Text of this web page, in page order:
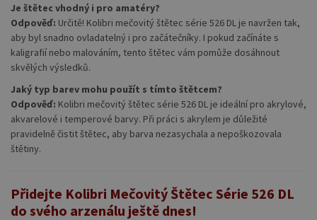
Je štětec vhodný i pro amatéry?
Odpověď: Určitě! Kolibri mečovitý štětec série 526 DL je navržen tak,
aby byl snadno ovladatelný i pro začátečníky. I pokud začínáte s
kaligrafií nebo malováním, tento štětec vám pomůže dosáhnout
skvělých výsledků.
Jaký typ barev mohu použít s tímto štětcem?
Odpověď: Kolibri mečovitý štětec série 526 DL je ideální pro akrylové,
akvarelové i temperové barvy. Při práci s akrylem je důležité
pravidelně čistit štětec, aby barva nezasychala a nepoškozovala
štětiny.
Přidejte Kolibri Mečovitý Štětec Série 526 DL
do svého arzenálu ještě dnes!